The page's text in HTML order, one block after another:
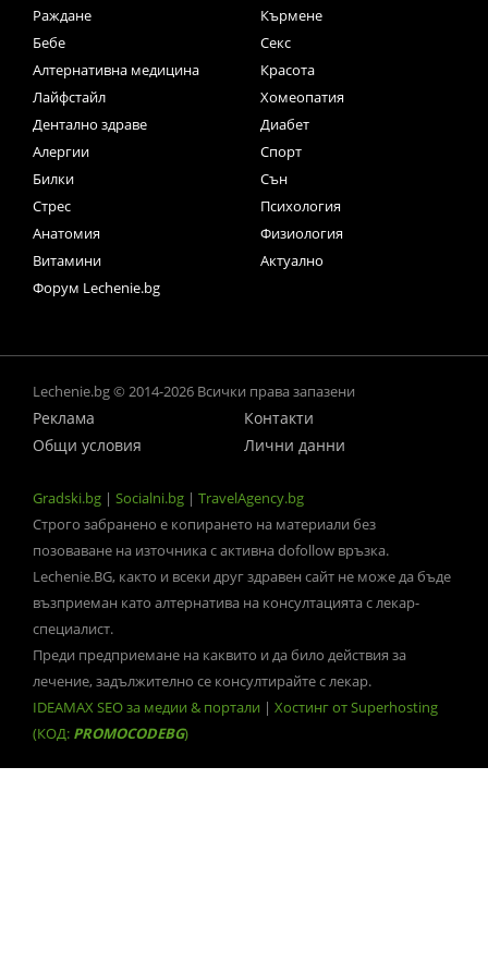
Раждане
Кърмене
Бебе
Секс
Алтернативна медицина
Красота
Лайфстайл
Хомеопатия
Дентално здраве
Диабет
Алергии
Спорт
Билки
Сън
Стрес
Психология
Анатомия
Физиология
Витамини
Актуално
Форум Lechenie.bg
Lechenie.bg © 2014-2026 Всички права запазени
Реклама
Контакти
Общи условия
Лични данни
Gradski.bg | Socialni.bg | TravelAgency.bg
Строго забранено е копирането на материали без
позоваване на източника с активна dofollow връзка.
Lechenie.BG, както и всеки друг здравен сайт не може да бъде
възприеман като алтернатива на консултацията с лекар-
специалист.
Преди предприемане на каквито и да било действия за
лечение, задължително се консултирайте с лекар.
IDEAMAX SEO за медии & портали | Хостинг от Superhosting
(КОД: PROMOCODEBG)